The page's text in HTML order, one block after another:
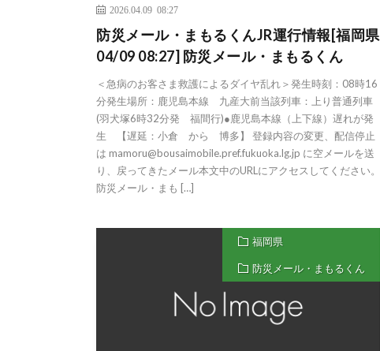
2026.04.09 08:27
防災メール・まもるくんJR運行情報[福岡県
04/09 08:27] 防災メール・まもるくん
＜急病のお客さま救護によるダイヤ乱れ＞発生時刻：08時16
分発生場所：鹿児島本線 九産大前当該列車：上り普通列車
(羽犬塚6時32分発 福間行)●鹿児島本線（上下線）遅れが発
生 【遅延：小倉 から 博多】 登録内容の変更、配信停止
は mamoru@bousaimobile.pref.fukuoka.lg.jp に空メールを送
り、戻ってきたメール本文中のURLにアクセスしてください。
防災メール・まも […]
福岡県
防災メール・まもるくん